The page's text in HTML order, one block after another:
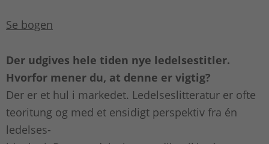
Se bogen
Der udgives hele tiden nye ledelsestitler.
Hvorfor mener du, at denne er vigtig?
Der er et hul i markedet. Ledelseslitteratur er ofte
teoritung og med et ensidigt perspektiv fra én
ledelses-